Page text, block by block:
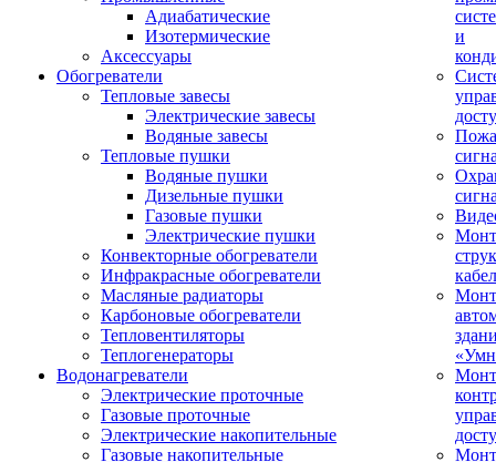
Адиабатические
Изотермические
Аксессуары
Обогреватели
Тепловые завесы
Электрические завесы
Водяные завесы
Тепловые пушки
Водяные пушки
Дизельные пушки
Газовые пушки
Электрические пушки
Конвекторные обогреватели
Инфракрасные обогреватели
Масляные радиаторы
Карбоновые обогреватели
Тепловентиляторы
Теплогенераторы
Водонагреватели
Электрические проточные
Газовые проточные
Электрические накопительные
Газовые накопительные
и